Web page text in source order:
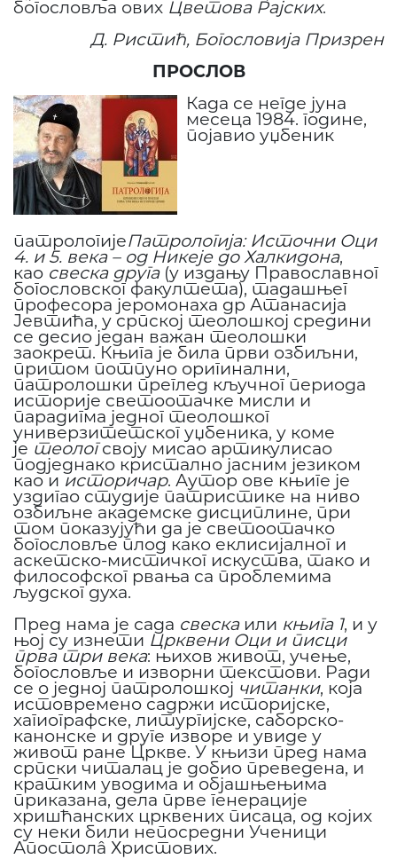
богословља ових Цветова Рајских.
Д. Ристић, Богословија Призрен
ПРОСЛОВ
Када се негде јуна
месеца 1984. године,
појавио уџбеник
патрологијеПатрологија: Источни Оци
4. и 5. века– од Никеје до Халкидона,
као свеска друга(у издању Православног
богословског факултета), тадашњег
професора јеромонаха др Атанасија
Јевтића, у српској теолошкој средини
се десио један важан теолошки
заокрет. Књига је била први озбиљни,
притом потпуно оригинални,
патролошки преглед кључног периода
историје светоотачке мисли и
парадигма једног теолошког
универзитетског уџбеника, у коме
је теологсвоју мисао артикулисао
подједнако кристално јасним језиком
као иисторичар. Аутор ове књиге је
уздигао студије патристике на ниво
озбиљне академске дисциплине, при
том показујући да је светоотачко
богословље плод како еклисијалног и
аскетско-мистичког искуства, тако и
философског рвања са проблемима
људског духа.
Пред нама је сада свескаили књига 1, и у
њој су изнети Црквени Оци и писци
прва три века: њихов живот, учење,
богословље и изворни текстови. Ради
се о једној патролошкој читанки, која
истовремено садржи историјске,
хагиографске, литургијске, саборско-
канонске и друге изворе и увиде у
живот ране Цркве. У књизи пред нама
српски читалац је добио преведена, и
кратким уводима и објашњењима
приказана, дела прве генерације
хришћанских црквених писаца, од којих
су неки били непосредни Ученици
Апостолâ Христових.